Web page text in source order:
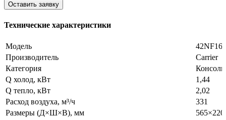
Оставить заявку
Технические характеристики
Модель
Производитель
Carrier
Категория
Q холод, кВт
1,44
Q тепло, кВт
2,02
Расход воздуха, м³/ч
331
Размеры (Д×Ш×В), мм